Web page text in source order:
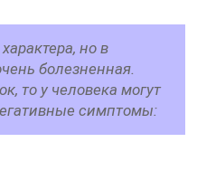
но в
болезненная.
то у человека могут
симптомы: